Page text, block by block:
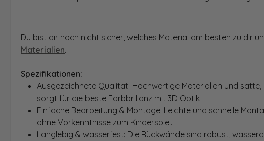
Du bist dir noch nicht sicher, welches Material am besten zu dir
Materialien.
Spezifikationen:
Ausgezeichnete Qualität: Hochwertige Materialien und
sorgt für die beste Farbbrillanz mit 3D Optik
Einfache Bearbeitung & Montage: Leichte und schnelle
ohne Vorkenntnisse zum Kinderspiel.
Langlebig & wasserfest: Die Rückwände sind robust,